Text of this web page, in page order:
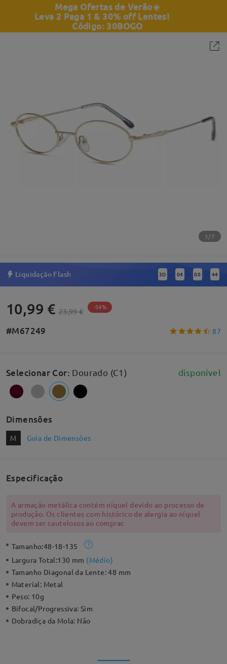
Mega Ofertas de Verão☀️
Leva 2 Paga 1 & 30% off Lentes!
Código: 30BOGO
1/7
Liquidação Flash 3D : 04 : 00 : 44
10,99 € 23,99 € -54%
#M67249 87
Selecionar Cor: Dourado (C1) disponível
Dimensões
M Guia de Dimensões
Especificação
A armação metálica contém níquel devido ao processo de
produção. Os clientes com histórico de alergia ao níquel
devem ser cautelosos ao comprar.
Tamanho:48-18-135
Largura Total:130 mm (Médio)
Tamanho Diagonal da Lente:48 mm
Material: Metal
Peso: 10g
Bifocal/Progressiva:Sim
Dobradiça da Mola: Não